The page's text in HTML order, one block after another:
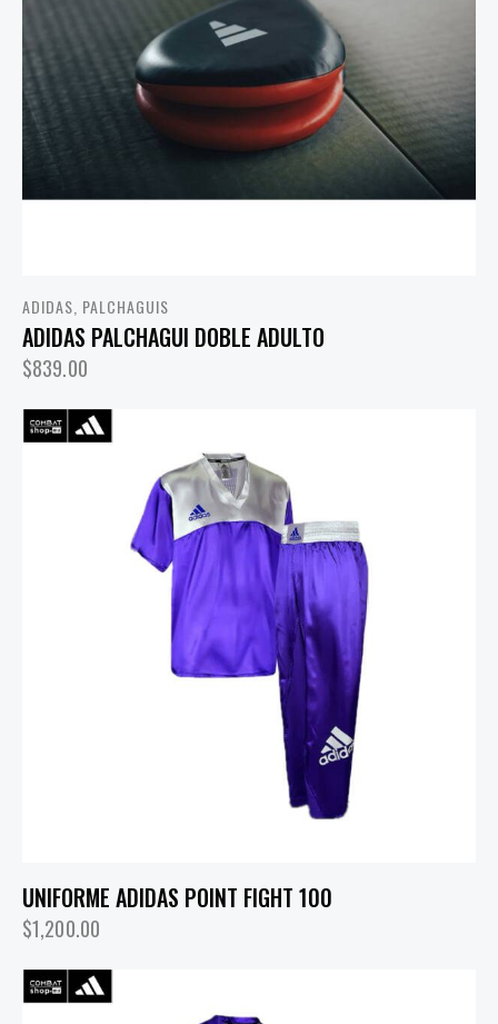
ADIDAS, PALCHAGUIS
ADIDAS PALCHAGUI DOBLE ADULTO
$839.00
UNIFORME ADIDAS POINT FIGHT 100
$1,200.00